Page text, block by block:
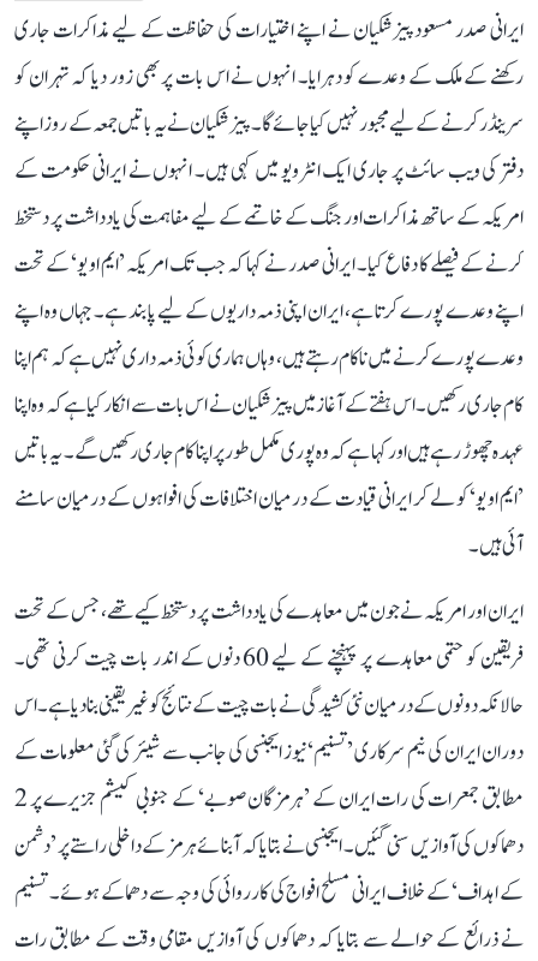
ایرانی صدر مسعود پیزشکیان نے اپنے اختیارات کی حفاظت کے لیے مذاکرات جاری
رکھنے کے ملک کے وعدے کو دہرایا۔ انہوں نے اس بات پر بھی زور دیا کہ تہران کو
سرینڈر کرنے کے لیے مجبور نہیں کیا جائے گا۔ پیزشکیان نے یہ باتیں جمعہ کے روز اپنے
دفتر کی ویب سائٹ پر جاری ایک انٹرویو میں کہی ہیں۔ انہوں نے ایرانی حکومت کے
امریکہ کے ساتھ مذاکرات اور جنگ کے خاتمے کے لیے مفاہمت کی یادداشت پر دستخط
کرنے کے فیصلے کا دفاع کیا۔ ایرانی صدر نے کہا کہ جب تک امریکہ ’ایم او یو‘ کے تحت
اپنے وعدے پورے کرتا ہے، ایران اپنی ذمہ داریوں کے لیے پابند ہے۔ جہاں وہ اپنے
وعدے پورے کرنے میں ناکام رہتے ہیں، وہاں ہماری کوئی ذمہ داری نہیں ہے کہ ہم اپنا
کام جاری رکھیں۔ اس ہفتے کے آغاز میں پیزشکیان نے اس بات سے انکار کیا ہے کہ وہ اپنا
عہدہ چھوڑ رہے ہیں اور کہا ہے کہ وہ پوری مکمل طور پر اپنا کام جاری رکھیں گے۔ یہ باتیں
’ایم او یو‘ کو لے کر ایرانی قیادت کے درمیان اختلافات کی افواہوں کے درمیان سامنے
آئی ہیں۔
ایران اور امریکہ نے جون میں معاہدے کی یادداشت پر دستخط کیے تھے، جس کے تحت
فریقین کو حتمی معاہدے پر پہنچنے کے لیے 60 دنوں کے اندر بات چیت کرنی تھی۔
حالانکہ دونوں کے درمیان نئی کشیدگی نے بات چیت کے نتائج کو غیر یقینی بنا دیا ہے۔ اس
دوران ایران کی نیم سرکاری ’تسنیم‘ نیوز ایجنسی کی جانب سے شیئر کی گئی معلومات کے
مطابق جمعرات کی رات ایران کے ’ہرمزگان صوبے‘ کے جنوبی کیشم جزیرے پر 2
دھماکوں کی آوازیں سنی گئیں۔ ایجنسی نے بتایا کہ آبنائے ہرمز کے داخلی راستے پر ’دشمن
کے اہداف‘ کے خلاف ایرانی مسلح افواج کی کارروائی کی وجہ سے دھماکے ہوئے۔ تسنیم
نے ذرائع کے حوالے سے بتایا کہ دھماکوں کی آوازیں مقامی وقت کے مطابق رات